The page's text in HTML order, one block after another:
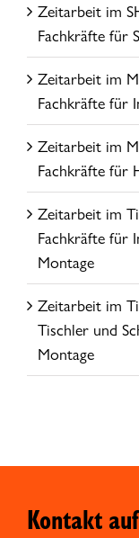
Zeitarbeit im
Fachkräfte für
Zeitarbeit im
Fachkräfte für
Zeitarbeit im
Fachkräfte für
Zeitarbeit im
Fachkräfte für
Montage
Zeitarbeit im
Tischler und
Montage
Kontakt